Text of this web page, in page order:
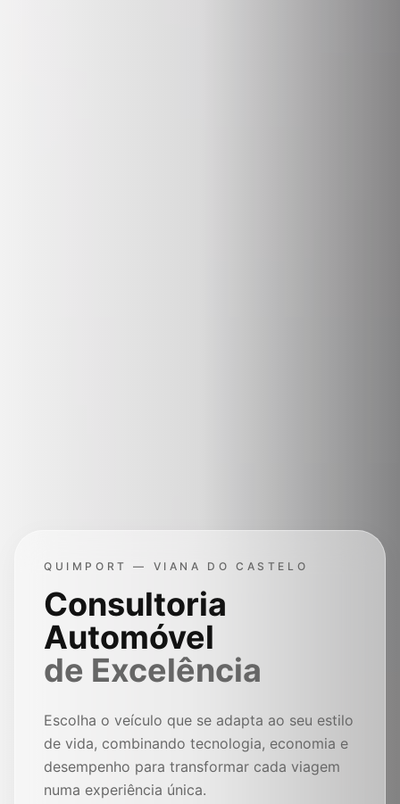
QUIMPORT — VIANA DO CASTELO
Consultoria
Automóvel
de Excelência
Escolha o veículo que se adapta ao seu estilo
de vida, combinando tecnologia, economia e
desempenho para transformar cada viagem
numa experiência única.